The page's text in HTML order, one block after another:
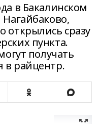
в Бакалинском
открылись сразу
пункта.
получать
райцентр.